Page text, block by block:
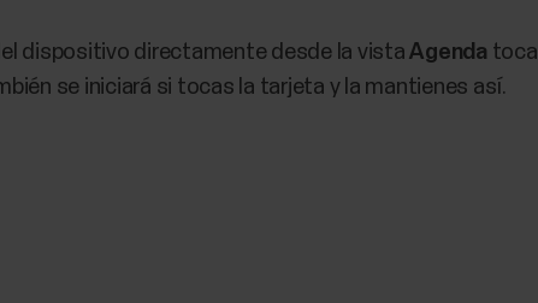
dispositivo directamente desde la vistaAgenda
se iniciará si tocas la tarjeta y la mantienes así.